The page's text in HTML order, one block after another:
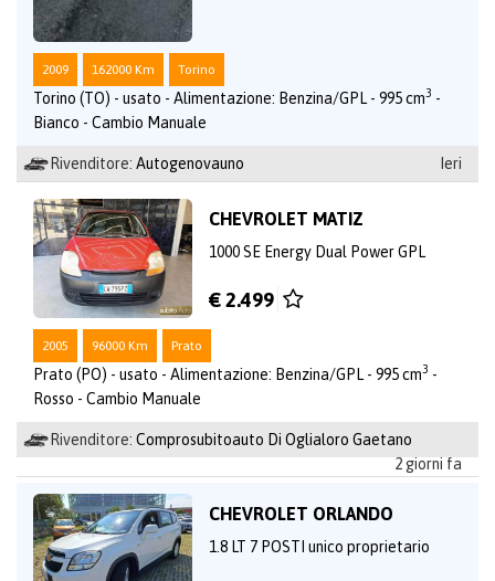
2009 162000 Km Torino
Torino (TO) - usato - Alimentazione: Benzina/GPL - 995 cm3 -
Bianco - Cambio Manuale
Rivenditore: Autogenovauno Ieri
CHEVROLET MATIZ
1000 SE Energy Dual Power GPL
€ 2.499
2005 96000 Km Prato
Prato (PO) - usato - Alimentazione: Benzina/GPL - 995 cm3 -
Rosso - Cambio Manuale
Rivenditore: Comprosubitoauto Di Oglialoro Gaetano
2 giorni fa
CHEVROLET ORLANDO
1.8 LT 7 POSTI unico proprietario